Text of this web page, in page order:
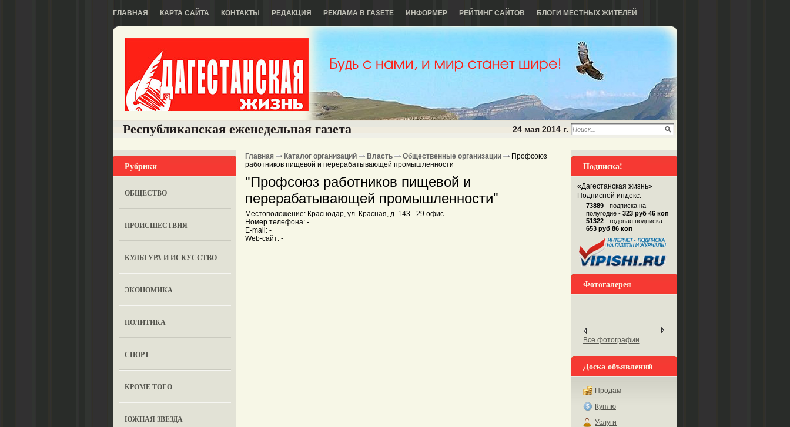
ГЛАВНАЯ КАРТА САЙТА КОНТАКТЫ РЕДАКЦИЯ РЕКЛАМА В ГАЗЕТЕ ИНФОРМЕР РЕЙТИНГ САЙТОВ БЛОГИ МЕСТНЫХ ЖИТЕЛЕЙ
Республиканская еженедельная газета 24 мая 2014 г.
Рубрики
ОБЩЕСТВО
ПРОИСШЕСТВИЯ
КУЛЬТУРА И ИСКУССТВО
ЭКОНОМИКА
ПОЛИТИКА
СПОРТ
КРОМЕ ТОГО
ЮЖНАЯ ЗВЕЗДА
Главная Каталог организаций Власть Общественные организации
Профсоюз
работников пищевой и перерабатывающей промышленности
"Профсоюз работников пищевой и
перерабатывающей промышленности"
Местоположение: Краснодар, ул. Красная, д. 143 - 29 офис
Номер телефона: -
E-mail: -
Web-сайт: -
Подписка!
«Дагестанская жизнь»
Подписной индекс:
73889 - подписка на
полугодие - 323 руб 46 коп
51322 - годовая подписка -
653 руб 86 коп
Фотогалерея
Все фотографии
Доска объявлений
Продам
Куплю
Услуги